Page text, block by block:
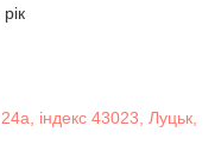
індекс 43023, Луцьк,